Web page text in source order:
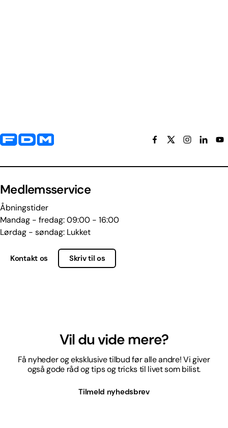
Yderligere information og kontaktoplysninger
Medlemsservice
Åbningstider
Mandag - fredag: 09:00 - 16:00
Lørdag - søndag: Lukket
Kontakt os Skriv til os
Vil du vide mere?
Få nyheder og eksklusive tilbud før alle andre! Vi giver
også gode råd og tips og tricks til livet som bilist.
Tilmeld nyhedsbrev